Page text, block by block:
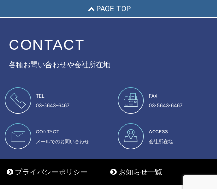
PAGE TOP
CONTACT
各種お問い合わせや会社所在地
TEL
03-5643-6467
FAX
03-5643-6467
CONTACT
メールでのお問い合わせ
ACCESS
会社所在地
プライバシーポリシー お知らせ一覧